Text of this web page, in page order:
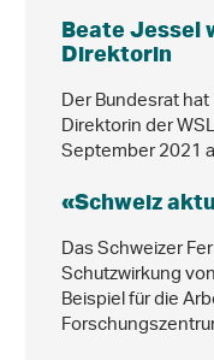
Beate Jessel
Direktorin
Der Bundesrat
Direktorin der
September 2021
«Schweiz
Das Schweizer
Schutzwirkung
Beispiel für die